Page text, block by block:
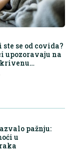
se od covida?
upozoravaju na
pažnju:
u